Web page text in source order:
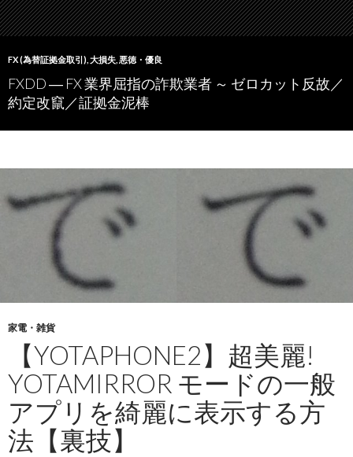
FX (為替証拠金取引) 大損失 悪徳・優良
FXDD ― FX 業界屈指の詐欺業者 ～ ゼロカット反故／
約定改竄／証拠金泥棒
家電・雑貨
【YOTAPHONE2】超美麗!
YOTAMIRROR モードの一般
アプリを綺麗に表示する方
法【裏技】